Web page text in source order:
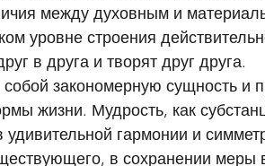
между духовным и
уровне строения
в друга и творят друг друга.
жизни. Мудрость, как
гармонии и
в сохранении меры